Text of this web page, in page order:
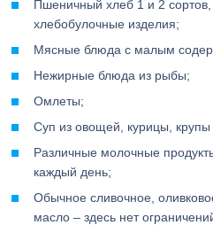
Пшеничный хлеб 1 и 2
хлебобулочные изделия;
Мясные блюда с малым
Нежирные блюда из рыбы;
Омлеты;
Суп из овощей, курицы,
Различные молочные
каждый день;
Обычное сливочное,
масло – здесь нет